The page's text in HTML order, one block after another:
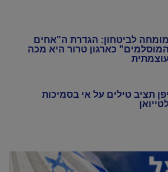
מומחה לביטחון: הגדרת ה"אחים
המוסלמים" כארגון טרור היא מכה
עוצמתית
יפן תציב טילים על אי בסמיכות